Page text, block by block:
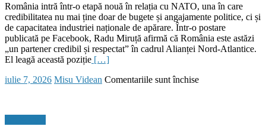
România intră într-o etapă nouă în relația cu NATO, una în care
credibilitatea nu mai ține doar de bugete și angajamente politice, ci și
de capacitatea industriei naționale de apărare. Într-o postare
publicată pe Facebook, Radu Miruță afirmă că România este astăzi
„un partener credibil și respectat” în cadrul Alianței Nord-Atlantice.
El leagă această poziție […]
Posted
iulie 7, 2026 Author
Misu Videan Comentariile sunt închisepentru